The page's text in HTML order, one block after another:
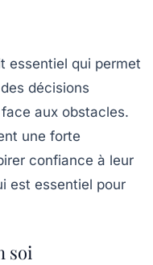
essentiel qui permet
décisions
aux obstacles.
une forte
confiance à leur
est essentiel pour
soi